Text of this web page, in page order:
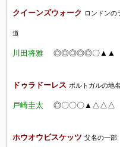
クイーンズウォーク ロンドンの
道
川田将雅 ◎◎◎◎◎〇▲▲
ドゥラドーレス ポルトガルの地名
戸崎圭太 ◎〇〇〇▲△△△
ホウオウビスケッツ 父名の一部